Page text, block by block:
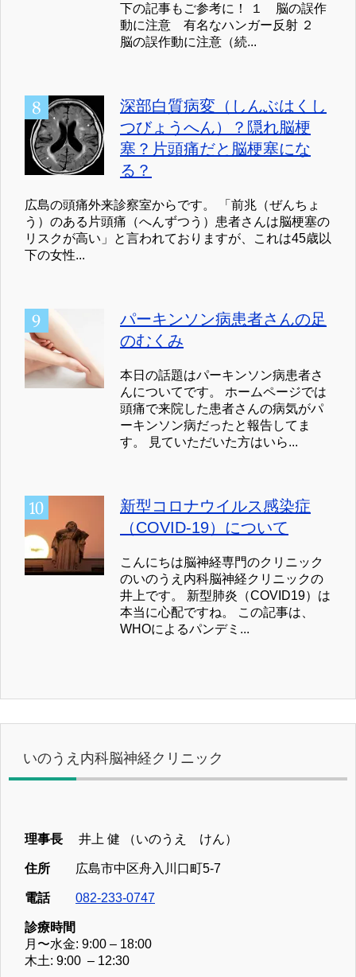
下の記事もご参考に！ １ 脳の誤作
動に注意 有名なハンガー反射 ２
脳の誤作動に注意（続...
深部白質病変（しんぶはくし
つびょうへん）？隠れ脳梗
塞？片頭痛だと脳梗塞にな
る？
広島の頭痛外来診察室からです。 「前兆（ぜんちょ
う）のある片頭痛（へんずつう）患者さんは脳梗塞の
リスクが高い」と言われておりますが、これは45歳以
下の女性...
パーキンソン病患者さんの足
のむくみ
本日の話題はパーキンソン病患者さ
んについてです。 ホームページでは
頭痛で来院した患者さんの病気がパ
ーキンソン病だったと報告してま
す。 見ていただいた方はいら...
新型コロナウイルス感染症
（COVID-19）について
こんにちは脳神経専門のクリニック
のいのうえ内科脳神経クリニックの
井上です。 新型肺炎（COVID19）は
本当に心配ですね。 この記事は、
WHOによるパンデミ...
いのうえ内科脳神経クリニック
理事長 井上 健 （いのうえ けん）
住所 広島市中区舟入川口町5-7
電話 082-233-0747
診療時間
月〜水金: 9:00 – 18:00
木土: 9:00 – 12:30